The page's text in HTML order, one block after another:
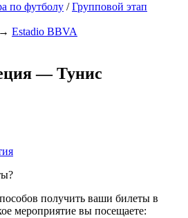
по футболу /Групповой этап
→ Estadio BBVA
— Тунис
получить ваши билеты в
мероприятие вы посещаете: